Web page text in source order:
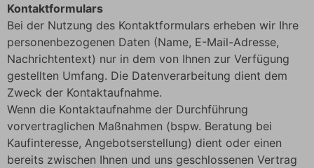
Kontaktformulars
Bei der Nutzung des Kontaktformulars erheben wir Ihre
personenbezogenen Daten (Name, E-Mail-Adresse,
Nachrichtentext) nur in dem von Ihnen zur Verfügung
gestellten Umfang. Die Datenverarbeitung dient dem
Zweck der Kontaktaufnahme.
Wenn die Kontaktaufnahme der Durchführung
vorvertraglichen Maßnahmen (bspw. Beratung bei
Kaufinteresse, Angebotserstellung) dient oder einen
bereits zwischen Ihnen und uns geschlossenen Vertrag